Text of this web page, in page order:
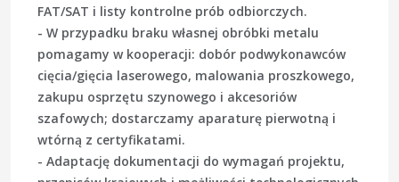
FAT/SAT i listy kontrolne prób odbiorczych.
- W przypadku braku własnej obróbki metalu
pomagamy w kooperacji: dobór podwykonawców
cięcia/gięcia laserowego, malowania proszkowego,
zakupu osprzętu szynowego i akcesoriów
szafowych; dostarczamy aparaturę pierwotną i
wtórną z certyfikatami.
- Adaptację dokumentacji do wymagań projektu,